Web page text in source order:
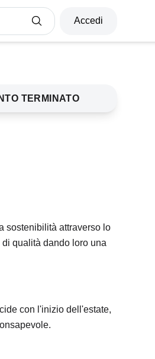
Accedi
TERMINATO
sostenibilità attraverso lo
qualità dando loro una
con l'inizio dell'estate,